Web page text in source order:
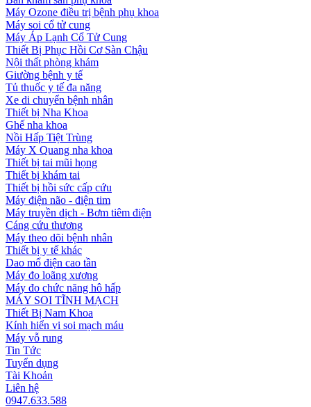
Máy Ozone điều trị bệnh phụ khoa
Máy soi cổ tử cung
Máy Áp Lạnh Cổ Tử Cung
Thiết Bị Phục Hồi Cơ Sàn Chậu
Nội thất phòng khám
Giường bệnh y tế
Tủ thuốc y tế đa năng
Xe di chuyển bệnh nhân
Thiết bị Nha Khoa
Ghế nha khoa
Nồi Hấp Tiệt Trùng
Máy X Quang nha khoa
Thiết bị tai mũi họng
Thiết bị khám tai
Thiết bị hồi sức cấp cứu
Máy điện não - điện tim
Máy truyền dịch - Bơm tiêm điện
Cáng cứu thương
Máy theo dõi bệnh nhân
Thiết bị y tế khác
Dao mổ điện cao tần
Máy đo loãng xương
Máy đo chức năng hô hấp
MÁY SOI TĨNH MẠCH
Thiết Bị Nam Khoa
Kính hiển vi soi mạch máu
Máy vỗ rung
Tin Tức
Tuyển dụng
Tài Khoản
Liên hệ
0947.633.588